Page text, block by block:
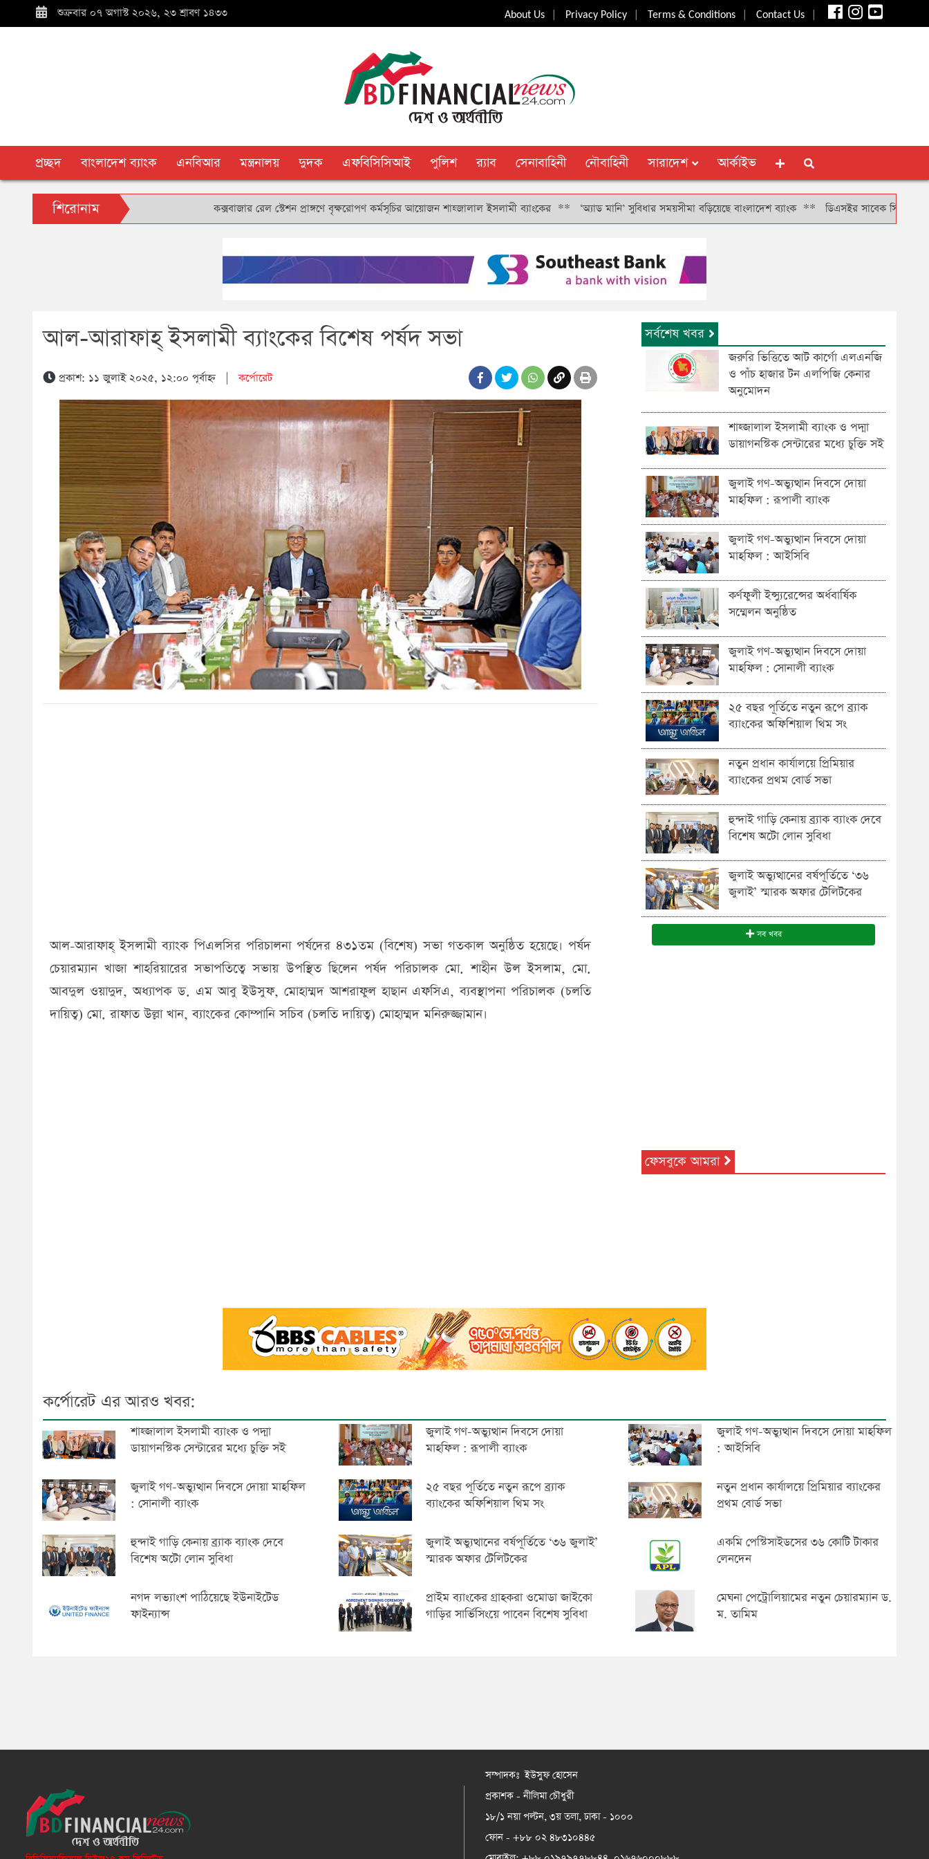
শুক্রবার ০৭ অগাস্ট ২০২৬, ২৩ শ্রাবণ ১৪৩৩ About Us| Privacy Policy| Terms & Conditions| Contact Us|
প্রচ্ছদ বাংলাদেশ ব্যাংক এনবিআর মন্ত্রনালয় দুদক এফবিসিসিআই পুলিশ র‍্যাব সেনাবাহিনী নৌবাহিনী সারাদেশ আর্কাইভ
শিরোনাম কক্সবাজার রেল স্টেশন প্রাঙ্গণে বৃক্ষরোপণ কর্মসূচির আয়োজন শাহ্জালাল ইসলামী ব্যাংকের**‘অ্যাড মানি’ সুবিধার সময়সীমা বড়িয়েছে বাংলাদেশ ব্যাংক**ডিএসইর সাবেক সিআরও খাইরুল
আল-আরাফাহ্ ইসলামী ব্যাংকের বিশেষ পর্ষদ সভা
প্রকাশ: ১১ জুলাই ২০২৫, ১২:০০ পূর্বাহ্ন|কর্পোরেট
আল-আরাফাহ্ ইসলামী ব্যাংক পিএলসির পরিচালনা পর্ষদের ৪৩১তম (বিশেষ) সভা গতকাল অনুষ্ঠিত হয়েছে। পর্ষদ
চেয়ারম্যান খাজা শাহরিয়ারের সভাপতিত্বে সভায় উপস্থিত ছিলেন পর্ষদ পরিচালক মো. শাহীন উল ইসলাম, মো.
আবদুল ওয়াদুদ, অধ্যাপক ড. এম আবু ইউসুফ, মোহাম্মদ আশরাফুল হাছান এফসিএ, ব্যবস্থাপনা পরিচালক (চলতি
দায়িত্ব) মো. রাফাত উল্লা খান, ব্যাংকের কোম্পানি সচিব (চলতি দায়িত্ব) মোহাম্মদ মনিরুজ্জামান।
সর্বশেষ খবর
জরুরি ভিত্তিতে আট কার্গো এলএনজি
ও পাঁচ হাজার টন এলপিজি কেনার
অনুমোদন
শাহ্জালাল ইসলামী ব্যাংক ও পদ্মা
ডায়াগনস্টিক সেন্টারের মধ্যে চুক্তি সই
জুলাই গণ-অভ্যুত্থান দিবসে দোয়া
মাহফিল : রূপালী ব্যাংক
জুলাই গণ-অভ্যুত্থান দিবসে দোয়া
মাহফিল : আইসিবি
কর্ণফুলী ইন্স্যুরেন্সের অর্ধবার্ষিক
সম্মেলন অনুষ্ঠিত
জুলাই গণ-অভ্যুত্থান দিবসে দোয়া
মাহফিল : সোনালী ব্যাংক
২৫ বছর পূর্তিতে নতুন রূপে ব্র্যাক
ব্যাংকের অফিশিয়াল থিম সং
নতুন প্রধান কার্যালয়ে প্রিমিয়ার
ব্যাংকের প্রথম বোর্ড সভা
হুন্দাই গাড়ি কেনায় ব্র্যাক ব্যাংক দেবে
বিশেষ অটো লোন সুবিধা
জুলাই অভ্যুত্থানের বর্ষপূর্তিতে ‘৩৬
জুলাই’ স্মারক অফার টেলিটকের
সব খবর
ফেসবুকে আমরা
কর্পোরেট এর আরও খবর:
শাহ্জালাল ইসলামী ব্যাংক ও পদ্মা
ডায়াগনস্টিক সেন্টারের মধ্যে চুক্তি সই
জুলাই গণ-অভ্যুত্থান দিবসে দোয়া
মাহফিল : রূপালী ব্যাংক
জুলাই গণ-অভ্যুত্থান দিবসে দোয়া মাহফিল
: আইসিবি
জুলাই গণ-অভ্যুত্থান দিবসে দোয়া মাহফিল
: সোনালী ব্যাংক
২৫ বছর পূর্তিতে নতুন রূপে ব্র্যাক
ব্যাংকের অফিশিয়াল থিম সং
নতুন প্রধান কার্যালয়ে প্রিমিয়ার ব্যাংকের
প্রথম বোর্ড সভা
হুন্দাই গাড়ি কেনায় ব্র্যাক ব্যাংক দেবে
বিশেষ অটো লোন সুবিধা
জুলাই অভ্যুত্থানের বর্ষপূর্তিতে ‘৩৬ জুলাই’
স্মারক অফার টেলিটকের
একমি পেস্টিসাইডসের ৩৬ কোটি টাকার
লেনদেন
নগদ লভ্যাংশ পাঠিয়েছে ইউনাইটেড
ফাইন্যান্স
প্রাইম ব্যাংকের গ্রাহকরা ওমোডা জাইকো
গাড়ির সার্ভিসিংয়ে পাবেন বিশেষ সুবিধা
মেঘনা পেট্রোলিয়ামের নতুন চেয়ারম্যান ড.
ম. তামিম
সম্পাদকঃ ইউসুফ হোসেন
প্রকাশক - নীলিমা চৌধুরী
১৮/১ নয়া পল্টন, ৩য় তলা, ঢাকা - ১০০০
ফোন - +৮৮ ০২ ৪৮৩১০৪৪৫